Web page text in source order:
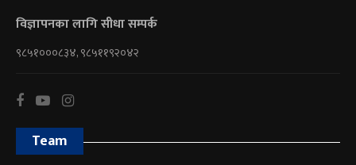
विज्ञापनका लागि सीधा सम्पर्क
९८५१०००८३४, ९८५११९२०४२
Team